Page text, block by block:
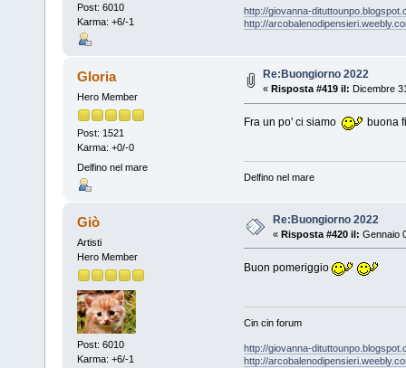
Post: 6010
Karma: +6/-1
http://giovanna-
http://
Gloria
Hero Member
Post: 1521
Karma: +0/-0
Delfino nel mare
Re:Buongiorno 2022
« Risposta #419 il: Dicembre
Fra un po' ci siamo buona
Delfino nel mare
Giò
Artisti
Hero Member
Post: 6010
Karma: +6/-1
Re:Buongiorno 2022
« Risposta #420 il: Gennaio
Buon pomeriggio
Cin cin forum
http://giovanna-
http://